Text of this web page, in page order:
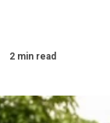
2 min read